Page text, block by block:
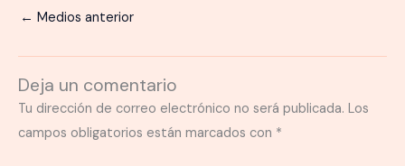
← Medios anterior
Deja un comentario
Tu dirección de correo electrónico no será publicada. Los
campos obligatorios están marcados con *